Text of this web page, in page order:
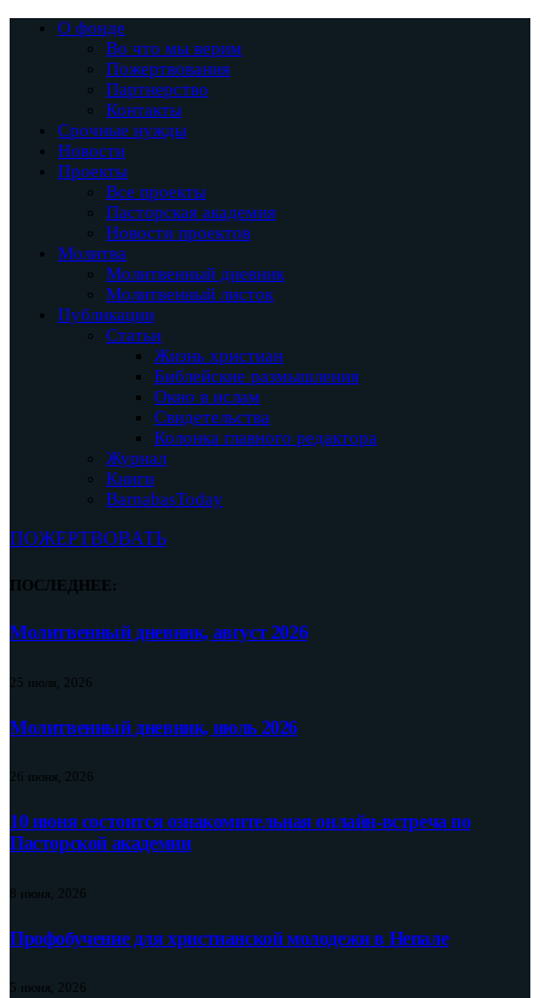
О фонде
Во что мы верим
Пожертвования
Партнерство
Контакты
Срочные нужды
Новости
Проекты
Все проекты
Пасторская академия
Новости проектов
Молитва
Молитвенный дневник
Молитвенный листок
Публикации
Статьи
Жизнь христиан
Библейские размышления
Окно в ислам
Свидетельства
Колонка главного редактора
Журнал
Книги
BarnabasToday
ПОЖЕРТВОВАТЬ
ПОСЛЕДНЕЕ:
Молитвенный дневник, август 2026
25 июля, 2026
Молитвенный дневник, июль 2026
26 июня, 2026
10 июня состоится ознакомительная онлайн-встреча по
Пасторской академии
8 июня, 2026
Профобучение для христианской молодежи в Непале
5 июня, 2026